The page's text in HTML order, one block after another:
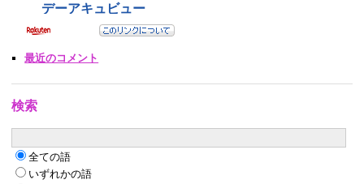
最近のコメント
検索
全ての語
いずれかの語